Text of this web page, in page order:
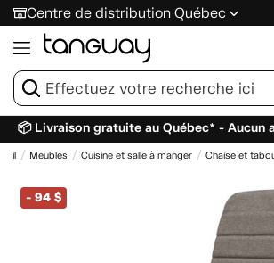
Centre de distribution Québec
📦 Livraison gratuite au Québec* - Aucun
Meubles Cuisine et salle à manger Chaise et
- 94 $